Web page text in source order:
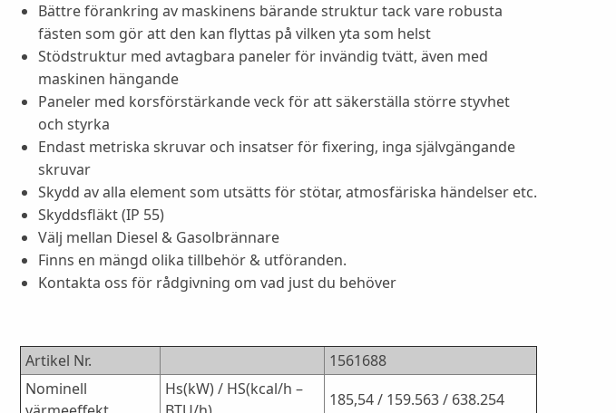
Bättre förankring av maskinens bärande struktur tack vare robusta
fästen som gör att den kan flyttas på vilken yta som helst
Stödstruktur med avtagbara paneler för invändig tvätt, även med
maskinen hängande
Paneler med korsförstärkande veck för att säkerställa större styvhet
och styrka
Endast metriska skruvar och insatser för fixering, inga självgängande
skruvar
Skydd av alla element som utsätts för stötar, atmosfäriska händelser etc.
Skyddsfläkt (IP 55)
Välj mellan Diesel & Gasolbrännare
Finns en mängd olika tillbehör & utföranden.
Kontakta oss för rådgivning om vad just du behöver
Artikel Nr.
1561688
Nominell
Hs(kW) / HS(kcal/h –
185,54 / 159.563 / 638.254